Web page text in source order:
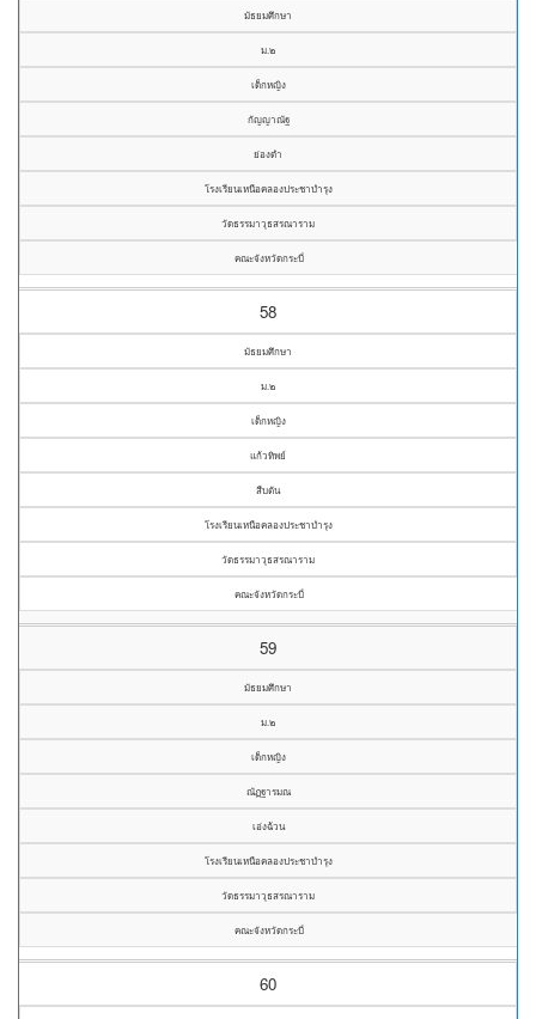
มัธยมศึกษา
ม.๒
เด็กหญิง
กัญญาณัฐ
ย่องดำ
โรงเรียนเหนือคลองประชาบำรุง
วัดธรรมาวุธสรณาราม
คณะจังหวัดกระบี่
58
มัธยมศึกษา
ม.๒
เด็กหญิง
แก้วทิพย์
สืบตัน
โรงเรียนเหนือคลองประชาบำรุง
วัดธรรมาวุธสรณาราม
คณะจังหวัดกระบี่
59
มัธยมศึกษา
ม.๒
เด็กหญิง
ณัฏฐารมณ
เอ่งฉ้วน
โรงเรียนเหนือคลองประชาบำรุง
วัดธรรมาวุธสรณาราม
คณะจังหวัดกระบี่
60